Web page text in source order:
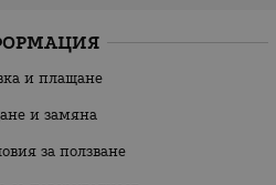
и плащане
и замяна
за ползване